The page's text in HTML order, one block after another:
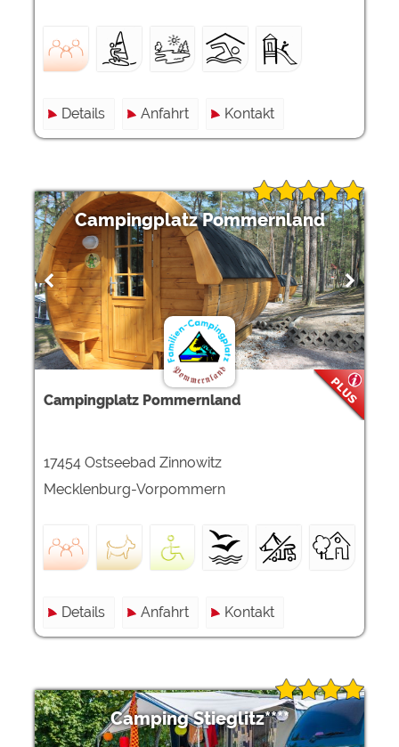
Details Anfahrt Kontakt
Campingplatz Pommernland
Campingplatz Pommernland
17454 Ostseebad Zinnowitz
Mecklenburg-Vorpommern
Details Anfahrt Kontakt
Camping Stieglitz****